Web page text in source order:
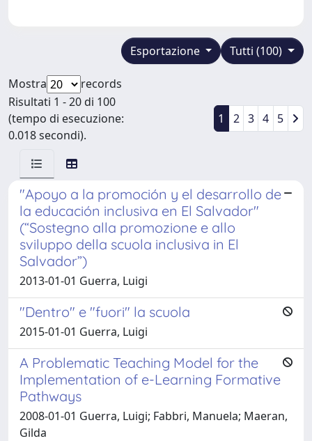
Tutti (100)
Esportazione
Mostra
records
Risultati 1 - 20 di 100
(tempo di esecuzione:
0.018 secondi).
1 2 3 4 5
"Apoyo a la promoción y el desarrollo de
la educación inclusiva en El Salvador"
(“Sostegno alla promozione e allo
sviluppo della scuola inclusiva in El
Salvador”)
2013-01-01 Guerra, Luigi
"Dentro" e "fuori" la scuola
2015-01-01 Guerra, Luigi
A Problematic Teaching Model for the
Implementation of e-Learning Formative
Pathways
2008-01-01 Guerra, Luigi; Fabbri, Manuela; Maeran,
Gilda